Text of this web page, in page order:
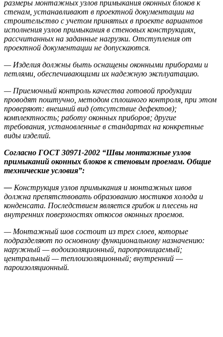
размеры монтажных узлов примыкания оконных блоков к
стенам, устанавливают в проектной документации на
строительство с учетом принятых в проекте вариантов
исполнения узлов примыкания в стеновых конструкциях,
рассчитанных на заданные нагрузки. Отступления от
проектной документации не допускаются.
— Изделия должны быть оснащены оконными приборами и
петлями, обеспечивающими их надежную эксплуатацию.
— Приемочный контроль качества готовой продукции
проводят поштучно, методом сплошного контроля, при этом
проверяют: внешний вид (отсутствие дефектов);
комплектность; работу оконных приборов; другие
требования, установленные в стандартах на конкретные
виды изделий.
Согласно ГОСТ 30971-2002 “Швы монтажные узлов
примыканий оконных блоков к стеновым проемам. Общие
технические условия”:
— Конструкция узлов примыкания и монтажных швов
должна препятствовать образованию мостиков холода и
конденсата. Последствием является грибок и плесень на
внутренних поверхностях откосов оконных проемов.
— Монтажный шов состоит из трех слоев, которые
подразделяют по основному функциональному назначению:
наружный — водоизоляционный, паропроницаемый;
центральный — теплоизоляционный; внутренний —
пароизоляционный.